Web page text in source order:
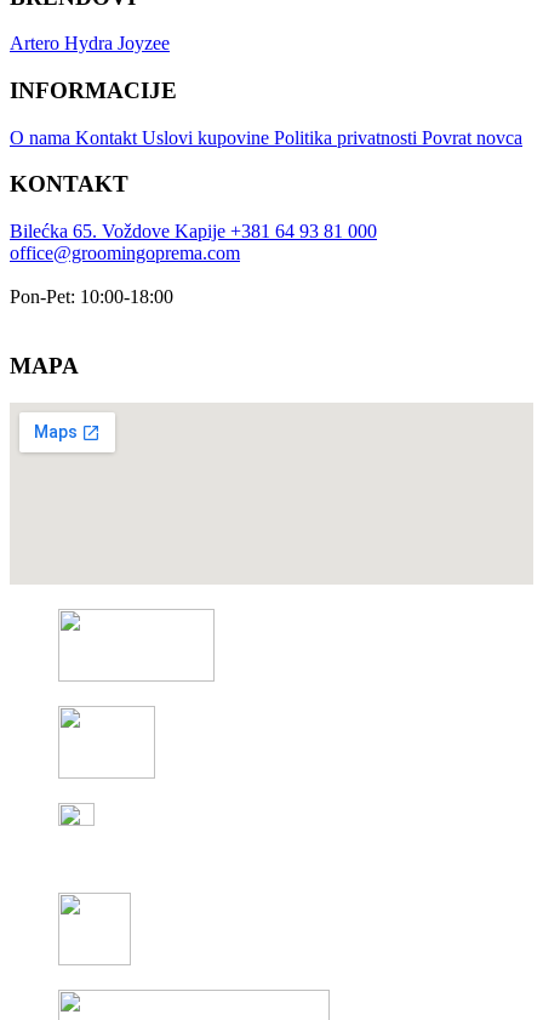
Artero Hydra Joyzee
INFORMACIJE
O nama Kontakt Uslovi kupovine Politika privatnosti Povrat novca
KONTAKT
Bilećka 65. Voždove Kapije +381 64 93 81 000
office@groomingoprema.com
Pon-Pet: 10:00-18:00
MAPA